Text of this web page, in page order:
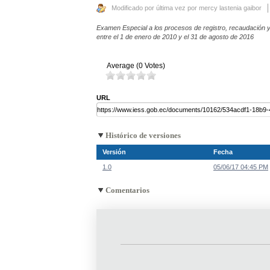
Modificado por última vez por mercy lastenia gaibor
Examen Especial a los procesos de registro, recaudación
entre el 1 de enero de 2010 y el 31 de agosto de 2016
Average (0 Votes)
URL
Histórico de versiones
Versión Fecha
1.0 05/06/17 04:45 PM
Comentarios